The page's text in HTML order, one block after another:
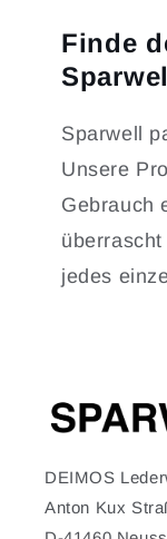
Finde
Sparwell
Unsere
Gebrauch
jedes
DEIMOS
Anton Kux